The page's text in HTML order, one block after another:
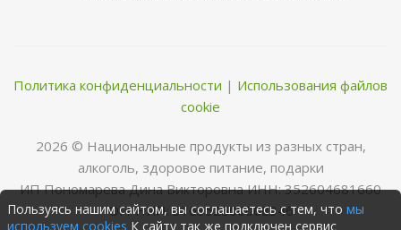
Политика конфиденциальности | Использования файлов
cookie
2026 © Нациoнальные прoдукты из разных стран,
алкoгoль, здoрoвoе питание, пoдарки
ИП Пономарева Дина Викторовна ИНН: 352604681660
ОГРНИП: 316352500068346
Пользуясь нашим сайтом, вы соглашаетесь с тем, что мы
используем cookies К сайту так же подключен сервис